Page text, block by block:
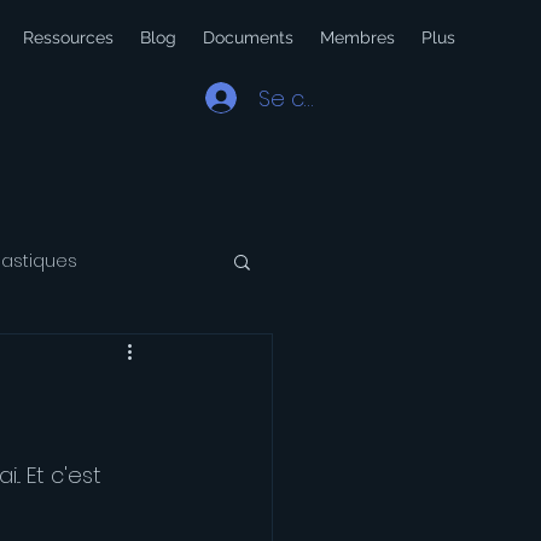
Ressources Blog Documents Membres Plus
Se connecter
Voyage
Et c'est